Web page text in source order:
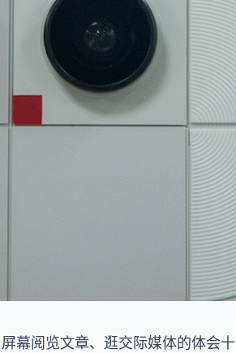
幕阅览文章、逛交际媒体的体会十